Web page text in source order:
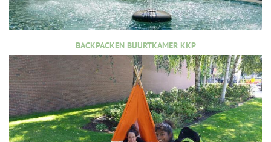
BACKPACKEN BUURTKAMER KKP